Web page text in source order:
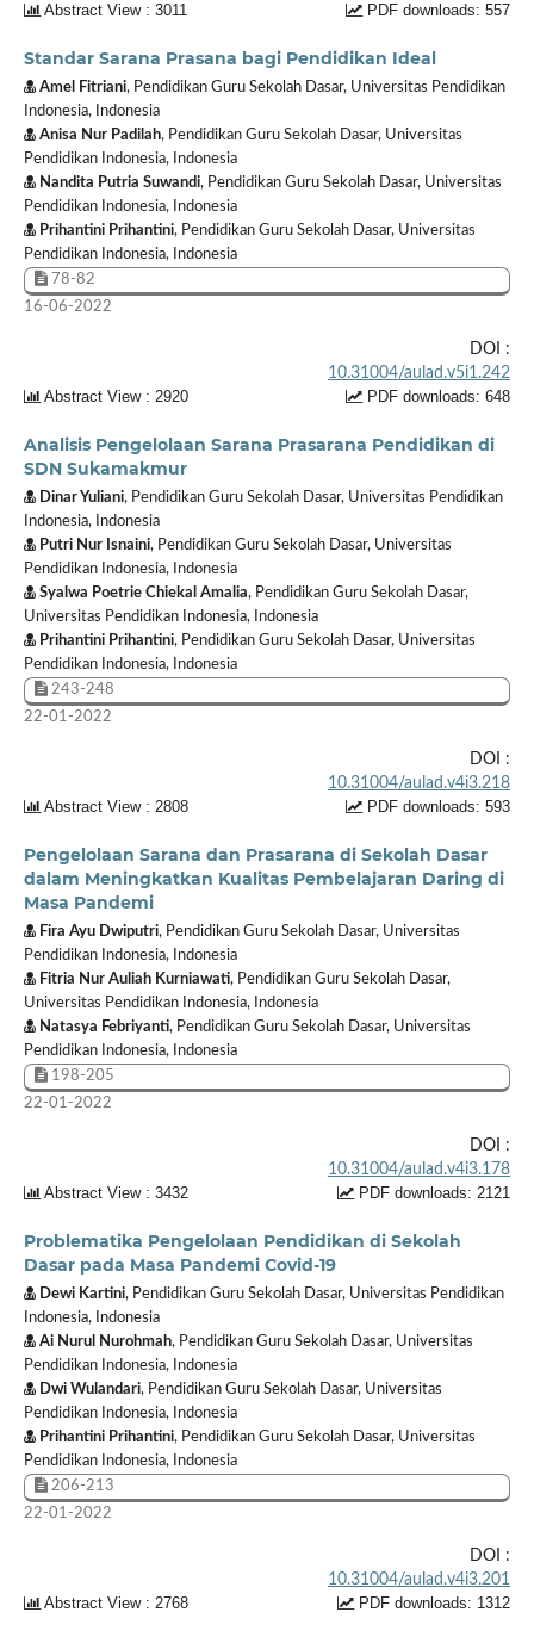
Abstract View : 3011
PDF downloads: 557
Standar Sarana Prasana bagi Pendidikan Ideal
Amel Fitriani, Pendidikan Guru Sekolah Dasar, Universitas Pendidikan
Indonesia, Indonesia
Anisa Nur Padilah, Pendidikan Guru Sekolah Dasar, Universitas
Pendidikan Indonesia, Indonesia
Nandita Putria Suwandi, Pendidikan Guru Sekolah Dasar, Universitas
Pendidikan Indonesia, Indonesia
Prihantini Prihantini, Pendidikan Guru Sekolah Dasar, Universitas
Pendidikan Indonesia, Indonesia
78-82
16-06-2022
DOI :
10.31004/aulad.v5i1.242
Abstract View : 2920
PDF downloads: 648
Analisis Pengelolaan Sarana Prasarana Pendidikan di
SDN Sukamakmur
Dinar Yuliani, Pendidikan Guru Sekolah Dasar, Universitas Pendidikan
Indonesia, Indonesia
Putri Nur Isnaini, Pendidikan Guru Sekolah Dasar, Universitas
Pendidikan Indonesia, Indonesia
Syalwa Poetrie Chiekal Amalia, Pendidikan Guru Sekolah Dasar,
Universitas Pendidikan Indonesia, Indonesia
Prihantini Prihantini, Pendidikan Guru Sekolah Dasar, Universitas
Pendidikan Indonesia, Indonesia
243-248
22-01-2022
DOI :
10.31004/aulad.v4i3.218
Abstract View : 2808
PDF downloads: 593
Pengelolaan Sarana dan Prasarana di Sekolah Dasar
dalam Meningkatkan Kualitas Pembelajaran Daring di
Masa Pandemi
Fira Ayu Dwiputri, Pendidikan Guru Sekolah Dasar, Universitas
Pendidikan Indonesia, Indonesia
Fitria Nur Auliah Kurniawati, Pendidikan Guru Sekolah Dasar,
Universitas Pendidikan Indonesia, Indonesia
Natasya Febriyanti, Pendidikan Guru Sekolah Dasar, Universitas
Pendidikan Indonesia, Indonesia
198-205
22-01-2022
DOI :
10.31004/aulad.v4i3.178
Abstract View : 3432
PDF downloads: 2121
Problematika Pengelolaan Pendidikan di Sekolah
Dasar pada Masa Pandemi Covid-19
Dewi Kartini, Pendidikan Guru Sekolah Dasar, Universitas Pendidikan
Indonesia, Indonesia
Ai Nurul Nurohmah, Pendidikan Guru Sekolah Dasar, Universitas
Pendidikan Indonesia, Indonesia
Dwi Wulandari, Pendidikan Guru Sekolah Dasar, Universitas
Pendidikan Indonesia, Indonesia
Prihantini Prihantini, Pendidikan Guru Sekolah Dasar, Universitas
Pendidikan Indonesia, Indonesia
206-213
22-01-2022
DOI :
10.31004/aulad.v4i3.201
Abstract View : 2768
PDF downloads: 1312